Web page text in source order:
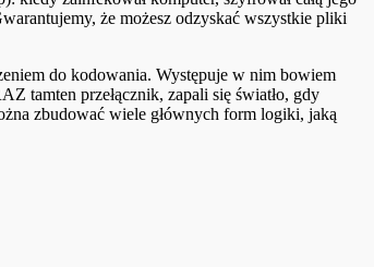
że możesz odzyskać wszystkie pliki
do kodowania. Występuje w nim bowiem
tamten przełącznik, zapali się światło, gdy
zbudować wiele głównych form logiki, jaką